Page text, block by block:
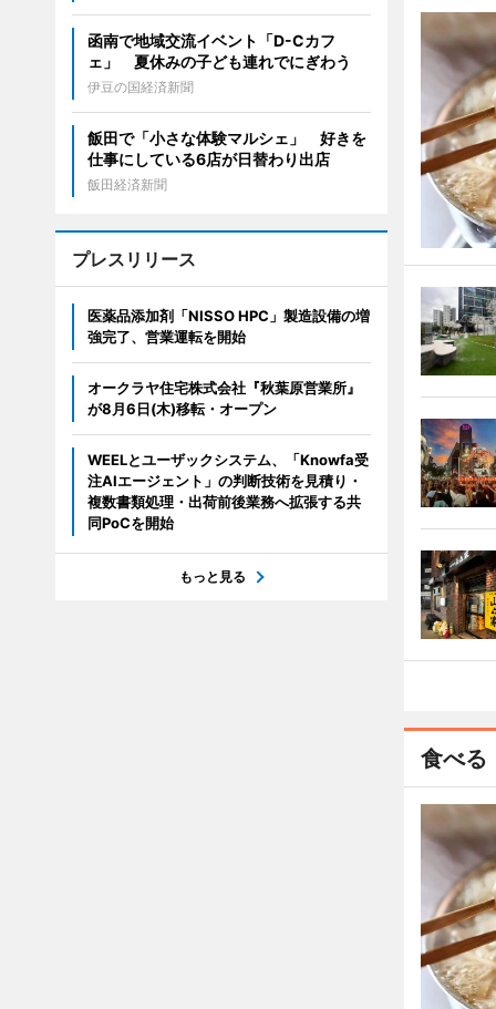
食べる
函南で地域交流イベント「D-Cカフ
ェ」 夏休みの子ども連れでにぎわう
伊豆の国経済新聞
飯田で「小さな体験マルシェ」 好きを
仕事にしている6店が日替わり出店
飯田経済新聞
プレスリリース
医薬品添加剤「NISSO HPC」製造設備の増
強完了、営業運転を開始
オークラヤ住宅株式会社『秋葉原営業所』
が8月6日(木)移転・オープン
WEELとユーザックシステム、「Knowfa受
注AIエージェント」の判断技術を見積り・
複数書類処理・出荷前後業務へ拡張する共
同PoCを開始
もっと見る